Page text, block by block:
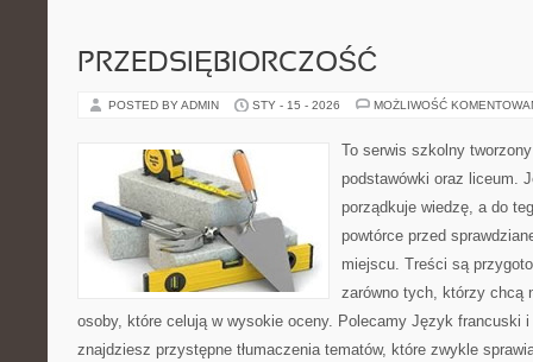
PRZEDSIĘBIORCZOŚĆ
POSTED BY ADMIN STY - 15 - 2026 MOŻLIWOŚĆ
To serwis szkolny
podstawówki oraz liceum.
porządkuje wiedzę, a do
powtórce przed
miejscu. Treści są
zarówno tych, którzy chcą
osoby, które celują w wysokie oceny. Polecamy Język francuski
znajdziesz przystępne tłumaczenia tematów, które zwykle